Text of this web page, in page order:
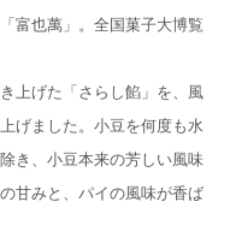
富也萬」。全国菓子大博覧
上げた「さらし餡」を、風
げました。小豆を何度も水
き、小豆本来の芳しい風味
甘みと、パイの風味が香ば